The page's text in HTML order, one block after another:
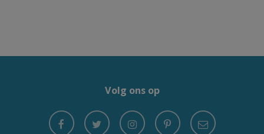
Volg ons op